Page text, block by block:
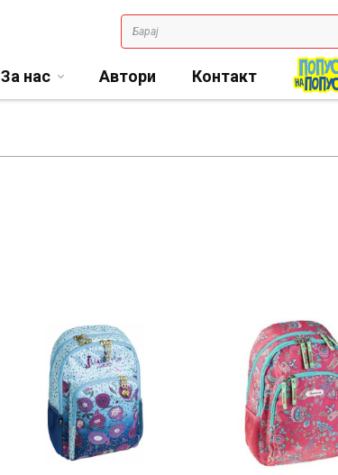
За нас Автори Контакт